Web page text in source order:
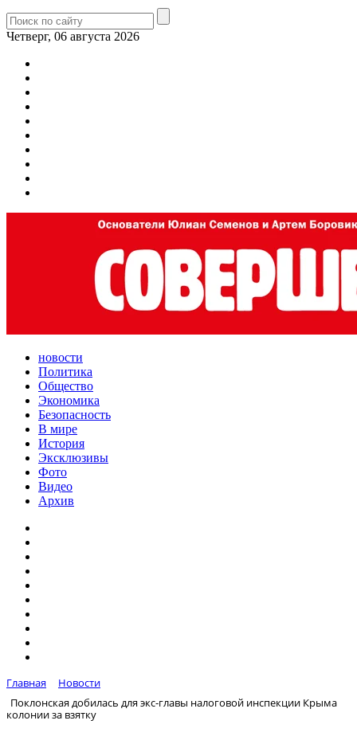
Четверг, 06 августа 2026
новости
Политика
Общество
Экономика
Безопасность
В мире
История
Эксклюзивы
Фото
Видео
Архив
Главная
Новости
Поклонская добилась для экс-главы налоговой инспекции Крыма
колонии за взятку